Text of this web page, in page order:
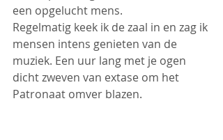
een opgelucht mens.
Regelmatig keek ik de zaal in en zag ik
mensen intens genieten van de
muziek. Een uur lang met je ogen
dicht zweven van extase om het
Patronaat omver blazen.